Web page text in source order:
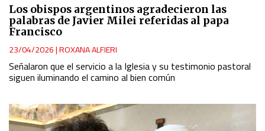
Los obispos argentinos agradecieron las
palabras de Javier Milei referidas al papa
Francisco
23/04/2026|ROXANA ALFIERI
Señalaron que el servicio a la Iglesia y su testimonio pastoral
siguen iluminando el camino al bien común